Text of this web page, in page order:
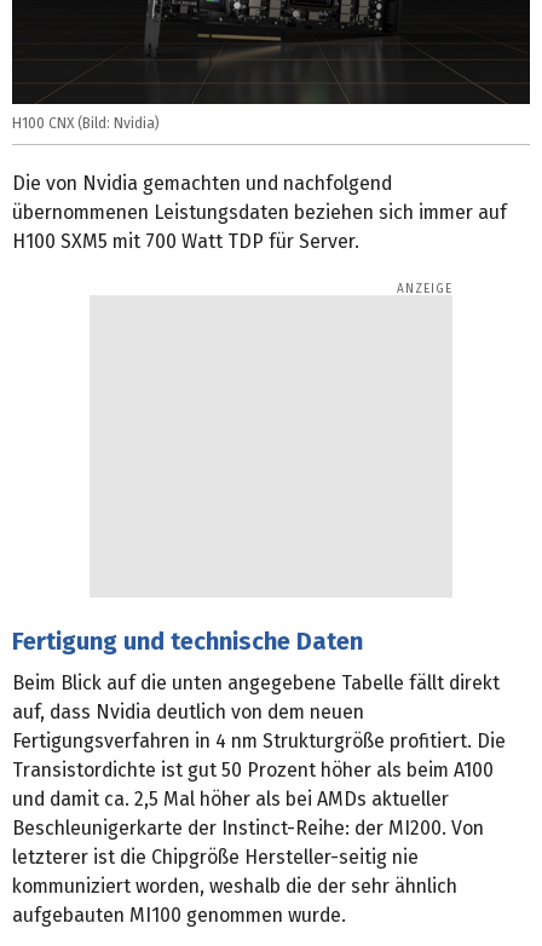
H100 CNX (Bild: Nvidia)
Die von Nvidia gemachten und nachfolgend
übernommenen Leistungsdaten beziehen sich immer auf
H100 SXM5 mit 700 Watt TDP für Server.
Fertigung und technische Daten
Beim Blick auf die unten angegebene Tabelle fällt direkt
auf, dass Nvidia deutlich von dem neuen
Fertigungsverfahren in 4 nm Strukturgröße profitiert. Die
Transistordichte ist gut 50 Prozent höher als beim A100
und damit ca. 2,5 Mal höher als bei AMDs aktueller
Beschleunigerkarte der Instinct-Reihe: der MI200. Von
letzterer ist die Chipgröße Hersteller-seitig nie
kommuniziert worden, weshalb die der sehr ähnlich
aufgebauten MI100 genommen wurde.